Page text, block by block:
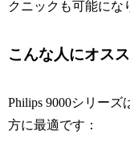
クニックも可能にな
こんな人にオスス
Philips 9000シリー
方に最適です：